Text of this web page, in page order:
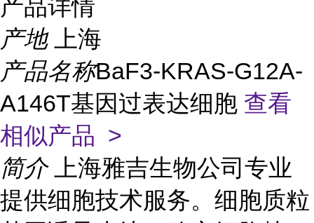
产品详情
产地
上海
产品名称BaF3-KRAS-G12A-
A146T基因过表达细胞 查看
相似产品 >
简介
上海雅吉生物公司专业
提供细胞技术服务。细胞质粒